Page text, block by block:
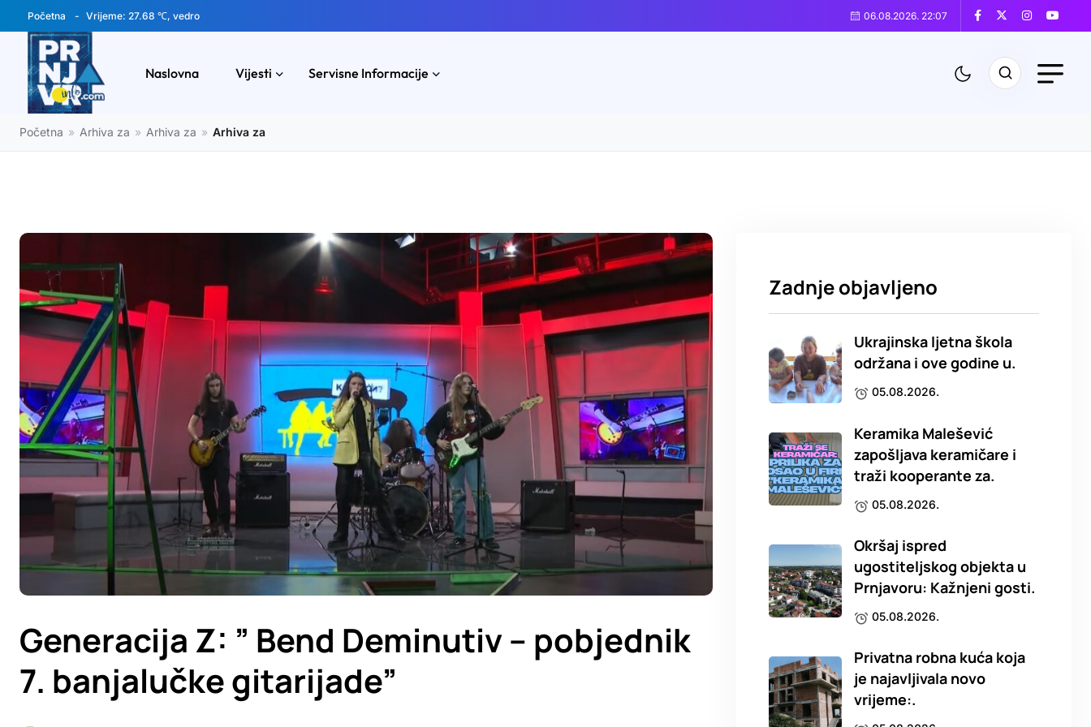
Početna Vrijeme: 27.68 ℃, vedro 06.08.2026. 22:07
Naslovna Vijesti Servisne Informacije
Početna » Arhiva za » Arhiva za » Arhiva za
Generacija Z: ” Bend Deminutiv – pobjednik
7. banjalučke gitarijade”
Zadnje objavljeno
Ukrajinska ljetna škola
održana i ove godine u.
05.08.2026.
Keramika Malešević
zapošljava keramičare i
traži kooperante za.
05.08.2026.
Okršaj ispred
ugostiteljskog objekta u
Prnjavoru: Kažnjeni gosti.
05.08.2026.
Privatna robna kuća koja
je najavljivala novo
vrijeme:.